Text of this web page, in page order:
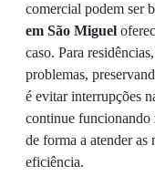
comercial podem ser
em São Miguel
caso. Para
problemas,
é evitar interrupções
continue funcionando
de forma a atender as
eficiência.